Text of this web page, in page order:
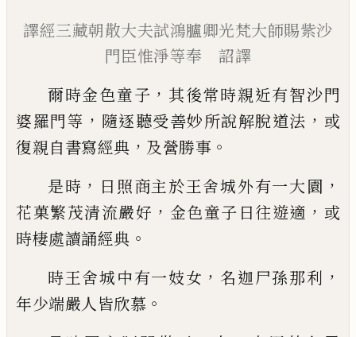
譯經三藏朝散大夫試鴻臚卿光梵大師賜紫沙
門臣惟淨等奉 詔譯
爾時金色童子 ，其後常時親近有智沙門
婆羅門等 ， 隨逐聽受善妙所說解脫道法 ， 或
復親自書寫經典 ， 及營勝事 。
是時 ， 日照商主於王舍城外有一大園 ，
花菓繁茂清流嚴好 ， 金色童子日往遊適 ， 或
時棲處讀誦經典 。
時王舍城中有一妓女 ，名迦尸孫那利 ，
年少端嚴人皆欣慕 。